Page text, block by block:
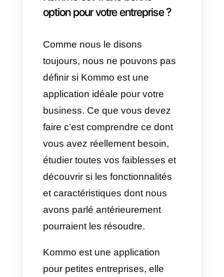
avantages et des
Avantages
1) Possibilité de créer des bots
spécialisés en vente
2) Pipeline CRM
3) Boite de réception de chat
4) Multiples canaux de
communication
Inconvénients